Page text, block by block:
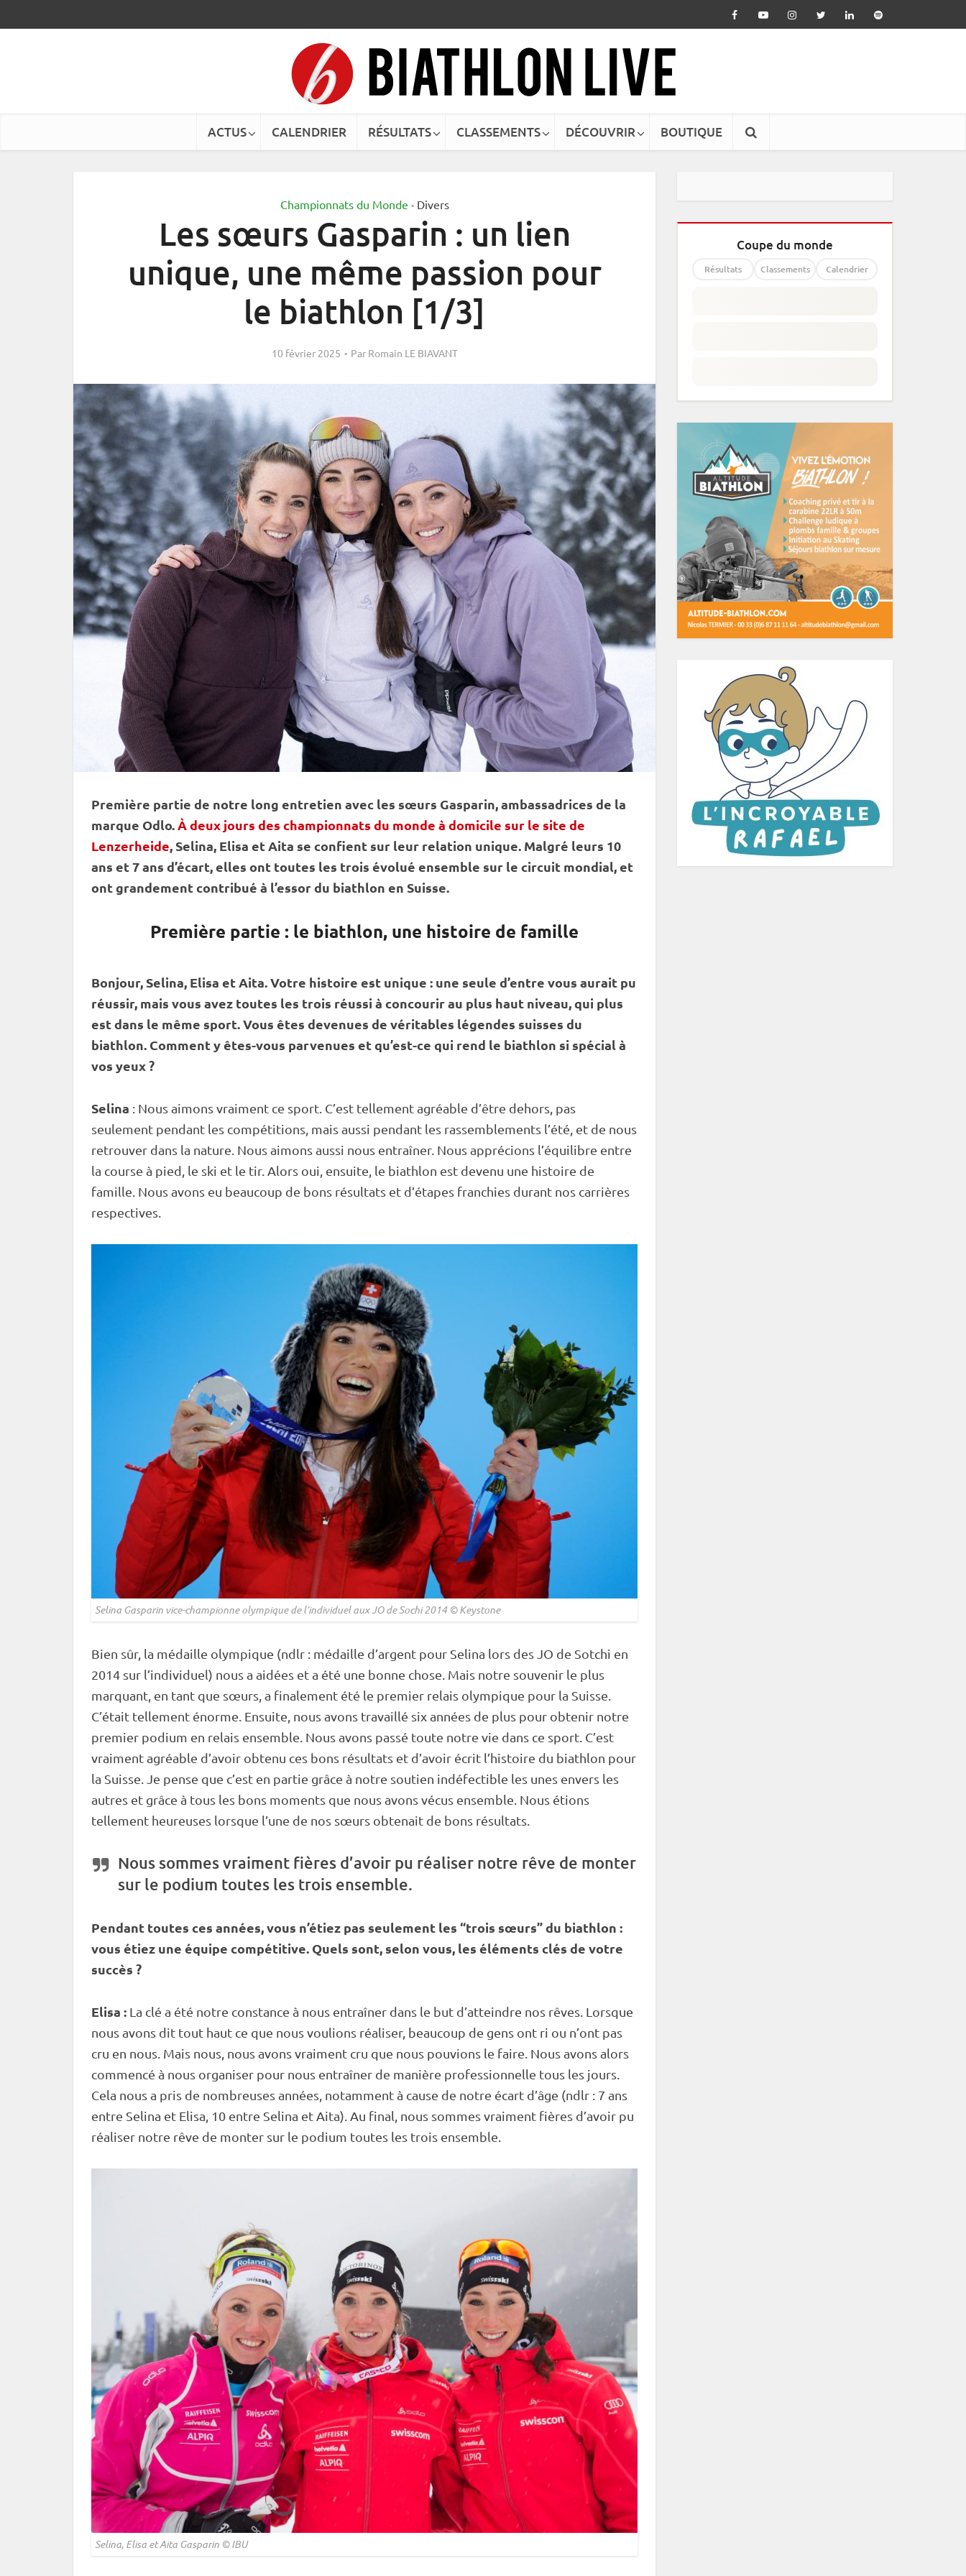
ACTUS CALENDRIER RÉSULTATS CLASSEMENTS DÉCOUVRIR BOUTIQUE
Championnats du Monde • Divers
Les sœurs Gasparin : un lien
unique, une même passion pour
le biathlon [1/3]
10 février 2025 Par Romain LE BIAVANT
Première partie de notre long entretien avec les sœurs Gasparin, ambassadrices de la
marque Odlo.À deux jours des championnats du monde à domicile sur le site de
Lenzerheide, Selina, Elisa et Aita se confient sur leur relation unique. Malgré leurs 10
ans et 7 ans d’écart, elles ont toutes les trois évolué ensemble sur le circuit mondial, et
ont grandement contribué à l’essor du biathlon en Suisse.
Première partie : le biathlon, une histoire de famille
Bonjour, Selina, Elisa et Aita. Votre histoire est unique : une seule d’entre vous aurait pu
réussir, mais vous avez toutes les trois réussi à concourir au plus haut niveau, qui plus
est dans le même sport. Vous êtes devenues de véritables légendes suisses du
biathlon. Comment y êtes-vous parvenues et qu’est-ce qui rend le biathlon si spécial à
vos yeux ?
Selina : Nous aimons vraiment ce sport. C’est tellement agréable d’être dehors, pas
seulement pendant les compétitions, mais aussi pendant les rassemblements l’été, et de nous
retrouver dans la nature. Nous aimons aussi nous entraîner. Nous apprécions l’équilibre entre
la course à pied, le ski et le tir. Alors oui, ensuite, le biathlon est devenu une histoire de
famille. Nous avons eu beaucoup de bons résultats et d’étapes franchies durant nos carrières
respectives.
Selina Gasparin vice-championne olympique de l’individuelaux JO de Sochi 2014 © Keystone
Bien sûr, la médaille olympique (ndlr : médaille d’argent pour Selina lors des JO de Sotchi en
2014 sur l’individuel) nous a aidées et a été une bonne chose. Mais notre souvenir le plus
marquant, en tant que sœurs, a finalement été le premier relais olympique pour la Suisse.
C’était tellement énorme. Ensuite, nous avons travaillé six années de plus pour obtenir notre
premier podium en relais ensemble. Nous avons passé toute notre vie dans ce sport. C’est
vraiment agréable d’avoir obtenu ces bons résultats et d’avoir écrit l’histoire du biathlon pour
la Suisse. Je pense que c’est en partie grâce à notre soutien indéfectible les unes envers les
autres et grâce à tous les bons moments que nous avons vécus ensemble. Nous étions
tellement heureuses lorsque l’une de nos sœurs obtenait de bons résultats.
Nous sommes vraiment fières d’avoir pu réaliser notre rêve de monter
sur le podium toutes les trois ensemble.
Pendant toutes ces années, vous n’étiez pas seulement les “trois sœurs” du biathlon :
vous étiez une équipe compétitive. Quels sont, selon vous, les éléments clés de votre
succès ?
Elisa : La clé a été notre constance à nous entraîner dans le but d’atteindre nos rêves. Lorsque
nous avons dit tout haut ce que nous voulions réaliser, beaucoup de gens ont ri ou n’ont pas
cru en nous. Mais nous, nous avons vraiment cru que nous pouvions le faire. Nous avons alors
commencé à nous organiser pour nous entraîner de manière professionnelle tous les jours.
Cela nous a pris de nombreuses années, notamment à cause de notre écart d’âge (ndlr : 7 ans
entre Selina et Elisa, 10 entre Selina et Aita). Au final, nous sommes vraiment fières d’avoir pu
réaliser notre rêve de monter sur le podium toutes les trois ensemble.
Selina, Elisa et Aita Gasparin ©IBU
Coupe du monde
Résultats Classements Calendrier